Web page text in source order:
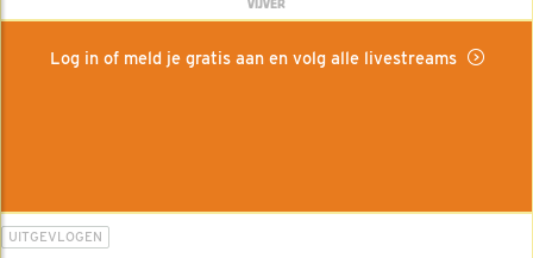
VIJVER
Log in of meld je gratis aan en volg alle livestreams
UITGEVLOGEN